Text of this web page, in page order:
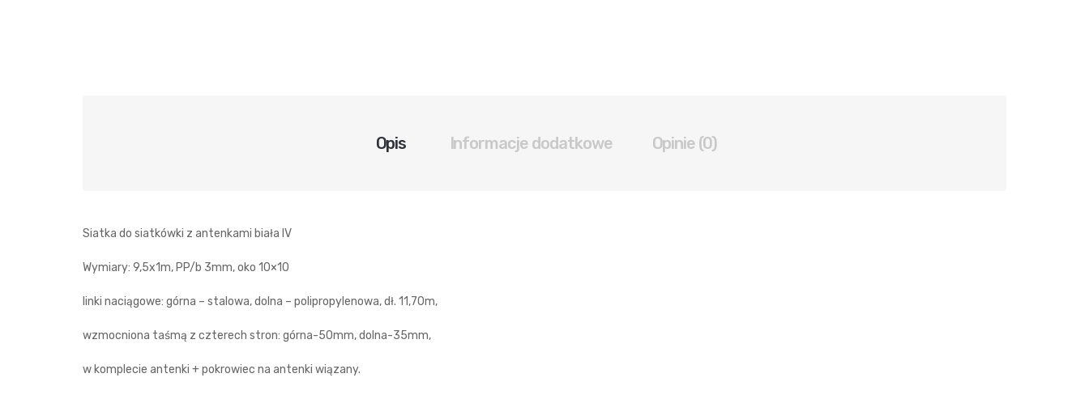
Opis Informacje dodatkowe Opinie (0)
Siatka do siatkówki z antenkami biała IV
Wymiary: 9,5x1m, PP/b 3mm, oko 10×10
linki naciągowe: górna – stalowa, dolna – polipropylenowa, dł. 11,70m,
wzmocniona taśmą z czterech stron: górna-50mm, dolna-35mm,
w komplecie antenki + pokrowiec na antenki wiązany.